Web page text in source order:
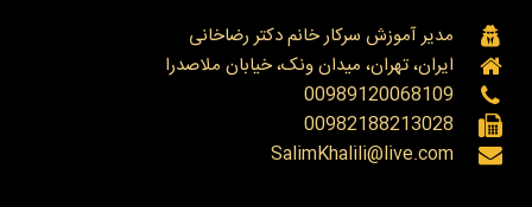
مدیر آموزش سرکار خانم دکتر رضاخانی
ایران، تهران، میدان ونک، خیابان ملاصدرا
00989120068109
00982188213028
SalimKhalili@live.com